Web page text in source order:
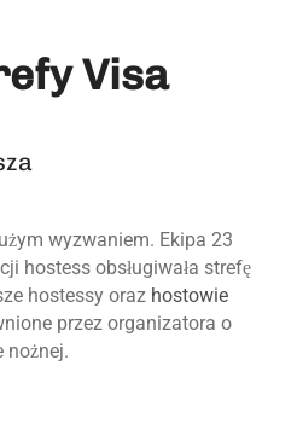
Visa
wyzwaniem. Ekipa 23
hostess obsługiwała strefę
hostessy oraz hostowie
przez organizatora o
nożnej.